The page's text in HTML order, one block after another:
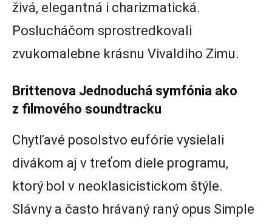
živá, elegantná i charizmatická.
Poslucháčom sprostredkovali
zvukomalebne krásnu Vivaldiho Zimu.
Brittenova Jednoduchá symfónia ako
z filmového soundtracku
Chytľavé posolstvo eufórie vysielali
divákom aj v treťom diele programu,
ktorý bol v neoklasicistickom štýle.
Slávny a často hrávaný raný opus Simple